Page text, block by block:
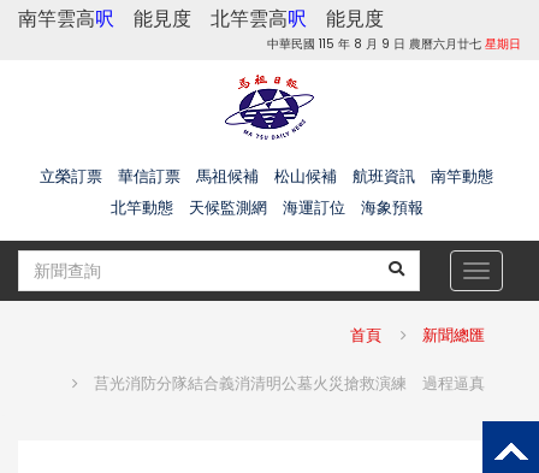
南竿雲高呎 能見度 北竿雲高呎 能見度
中華民國 115 年 8 月 9 日 農曆六月廿七 星期日
立榮訂票 華信訂票 馬祖候補 松山候補 航班資訊
南竿動態
北竿動態
天候監測網 海運訂位 海象預報
Toggle
首頁 新聞總匯
莒光消防分隊結合義消清明公墓火災搶救演練 過程逼真